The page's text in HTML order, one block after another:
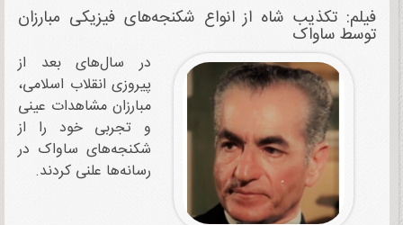
فیلم: تکذیب شاه از انواع شکنجه‌های فیزیکی مبارزان
توسط ساواک
در سال‌های بعد از
پیروزی انقلاب اسلامی،
مبارزان مشاهدات عینی
و تجربی خود را از
شکنجه‌های ساواک در
رسانه‌ها علنی کردند.